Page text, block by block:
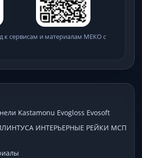
к сервисам и материалам МЕКО с
Kastamonu Evogloss Evosoft
ИНТЕРЬЕРНЫЕ РЕЙКИ МСП